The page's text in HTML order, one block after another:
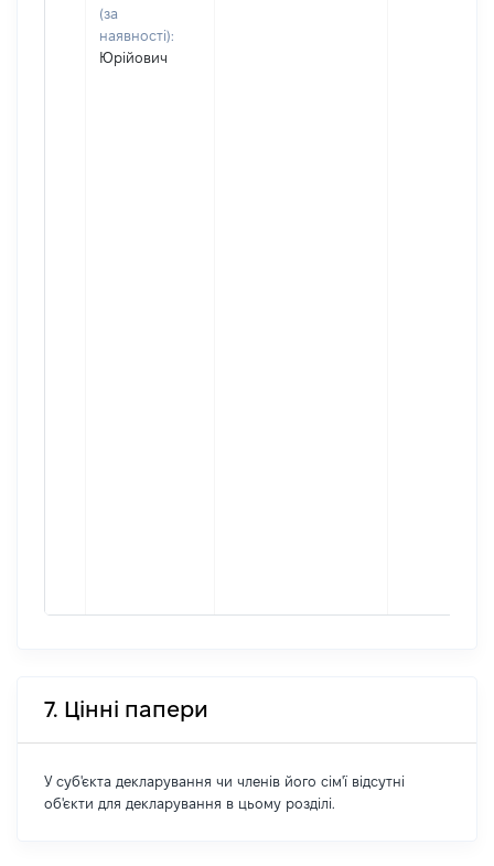
(за
наявності):
Юрійович
7. Цінні папери
У суб'єкта декларування чи членів його сім'ї відсутні
об'єкти для декларування в цьому розділі.